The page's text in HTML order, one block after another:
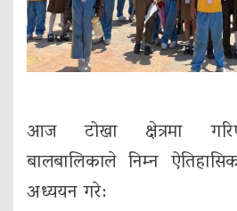
आज टोखा क्षेत्रमा
बालबालिकाले निम्न
अध्ययन गरे: